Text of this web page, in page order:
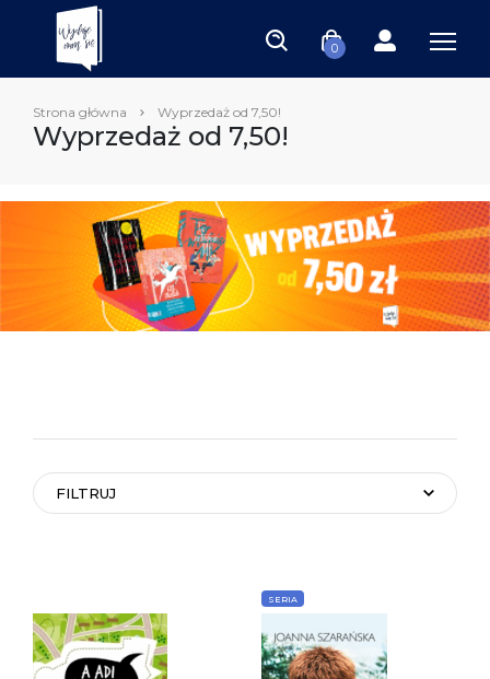
0
Strona główna Wyprzedaż od 7,50!
Wyprzedaż od 7,50!
FILTRUJ
SERIA